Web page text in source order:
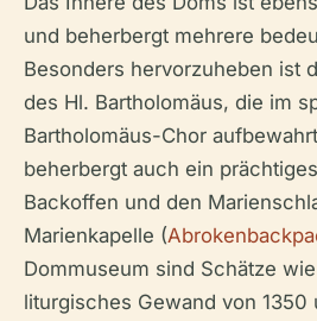
und beherbergt mehrere
Besonders hervorzuheben ist
des Hl. Bartholomäus, die im
Bartholomäus-Chor
beherbergt auch ein
Backoffen und den
Marienkapelle (
Dommuseum sind Schätze
liturgisches Gewand von 1350